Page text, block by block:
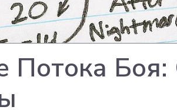
Потока